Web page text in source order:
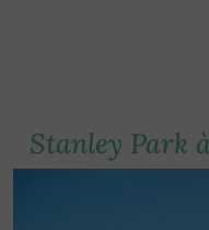
Stanley Park